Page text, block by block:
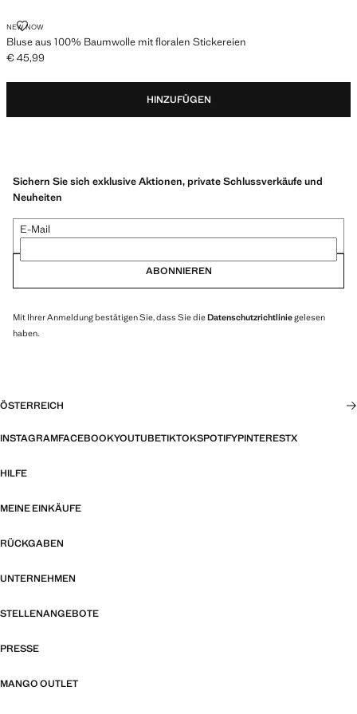
NEW NOW
Bluse aus 100% Baumwolle mit floralen Stickereien
BLUSE AUS 100% BAUMWOLLE MIT FLORALEN STICKEREIEN
Aktueller Preis [€ 45,99 ]
€ 45,99
HINZUFÜGEN
Sichern Sie sich exklusive Aktionen, private Schlussverkäufe und
Neuheiten
E-Mail
ABONNIEREN
Mit Ihrer Anmeldung bestätigen Sie, dass Sie dieDatenschutzrichtliniegelesen
haben.
ÖSTERREICH
INSTAGRAMFACEBOOKYOUTUBETIKTOKSPOTIFYPINTERESTX
HILFE
MEINE EINKÄUFE
RÜCKGABEN
UNTERNEHMEN
STELLENANGEBOTE
PRESSE
MANGO OUTLET